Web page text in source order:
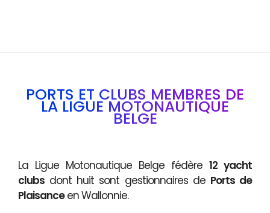
PORTS ET CLUBS MEMBRES DE
LA LIGUE MOTONAUTIQUE
BELGE
La Ligue Motonautique Belge fédère 12 yacht
clubs dont huit sont gestionnaires de Ports de
Plaisanceen Wallonnie.